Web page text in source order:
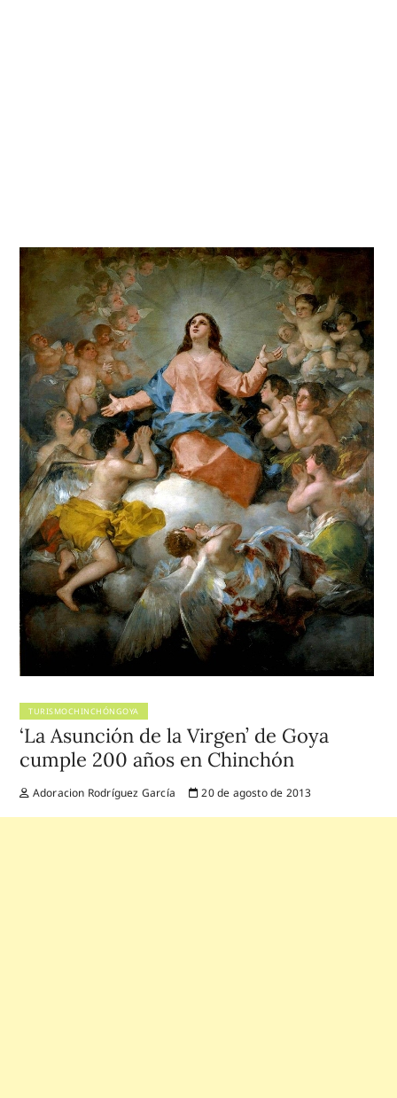
TURISMOCHINCHÓNGOYA
‘La Asunción de la Virgen’ de Goya
cumple 200 años en Chinchón
Adoracion Rodríguez García 20 de agosto de 2013